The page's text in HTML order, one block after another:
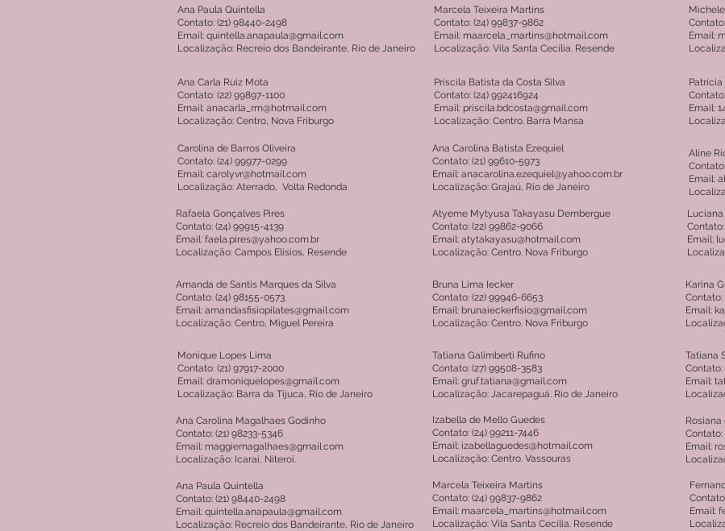
Ana Paula Quintella
Contato: (21) 98440-2498
Email: quintella.anapaula@gmail.com
Localização: Recreio dos Bandeirante, Rio de Janeiro
Ana Carla Ruiz Mota
Contato: (22) 99897-1100
Email: anacarla_rm@hotmail.com
Localização: Centro, Nova Friburgo
Carolina de Barros Oliveira
Contato: (24) 99977-0299
Email: carolyvr@hotmail.com
Localização: Aterrado, Volta Redonda
Marcela Teixeira Martins
Contato: (24) 99837-9862
Email: maarcela_martins@hotmail.com
Localização: Vila Santa Cecília. Resende
Priscila Batista da Costa Silva
Contato: (24) 992416924
Email: priscila.bdcosta@gmail.com
Localização: Centro. Barra Mansa
Ana Carolina Batista Ezequiel
Contato: (21) 99610-5973
Email: anacarolina.ezequiel@yahoo.com.br
Localização: Grajaú, Rio de Janeiro
Email:
Email:
Aline
Email:
Rafaela Gonçalves Pires
Contato: (24) 99915-4139
Email: faela.pires@yahoo.com.br
Localização: Campos Elisios, Resende
Amanda de Santis Marques da Silva
Contato: (24) 98155-0573
Email: amandasfisiopilates@gmail.com
Localização: Centro, Miguel Pereira
Monique Lopes Lima
Contato: (21) 97917-2000
Email: dramoniquelopes@gmail.com
Localização: Barra da Tijuca, Rio de Janeiro
Ana Carolina Magalhaes Godinho
Contato: (21) 98233-5346
Email: maggiemagalhaes@gmail.com
Localização: Icarai, Niteroi.
Ana Paula Quintella
Contato: (21) 98440-2498
Email: quintella.anapaula@gmail.com
Localização: Recreio dos Bandeirante, Rio de Janeiro
Atyeme Mytyusa Takayasu Dembergue
Contato: (22) 99862-9066
Email: atytakayasu@hotmail.com
Localização: Centro. Nova Friburgo
Bruna Lima Iecker
Contato: (22) 99946-6653
Email: brunaieckerfisio@gmail.com
Localização: Centro. Nova Friburgo
Tatiana Galimberti Rufino
Contato: (27) 99508-3583
Email: gruf.tatiana@gmail.com
Localização: Jacarepaguá. Rio de Janeiro
Izabella de Mello Guedes
Contato: (24) 99211-7446
Email: izabellaguedes@hotmail.com
Localização: Centro. Vassouras
Marcela Teixeira Martins
Contato: (24) 99837-9862
Email: maarcela_martins@hotmail.com
Localização: Vila Santa Cecília. Resende
Luciana
Email:
Karina
Contato:
Email:
Tatiana
Contato:
Email:
Rosiana
Contato:
Email:
Email: